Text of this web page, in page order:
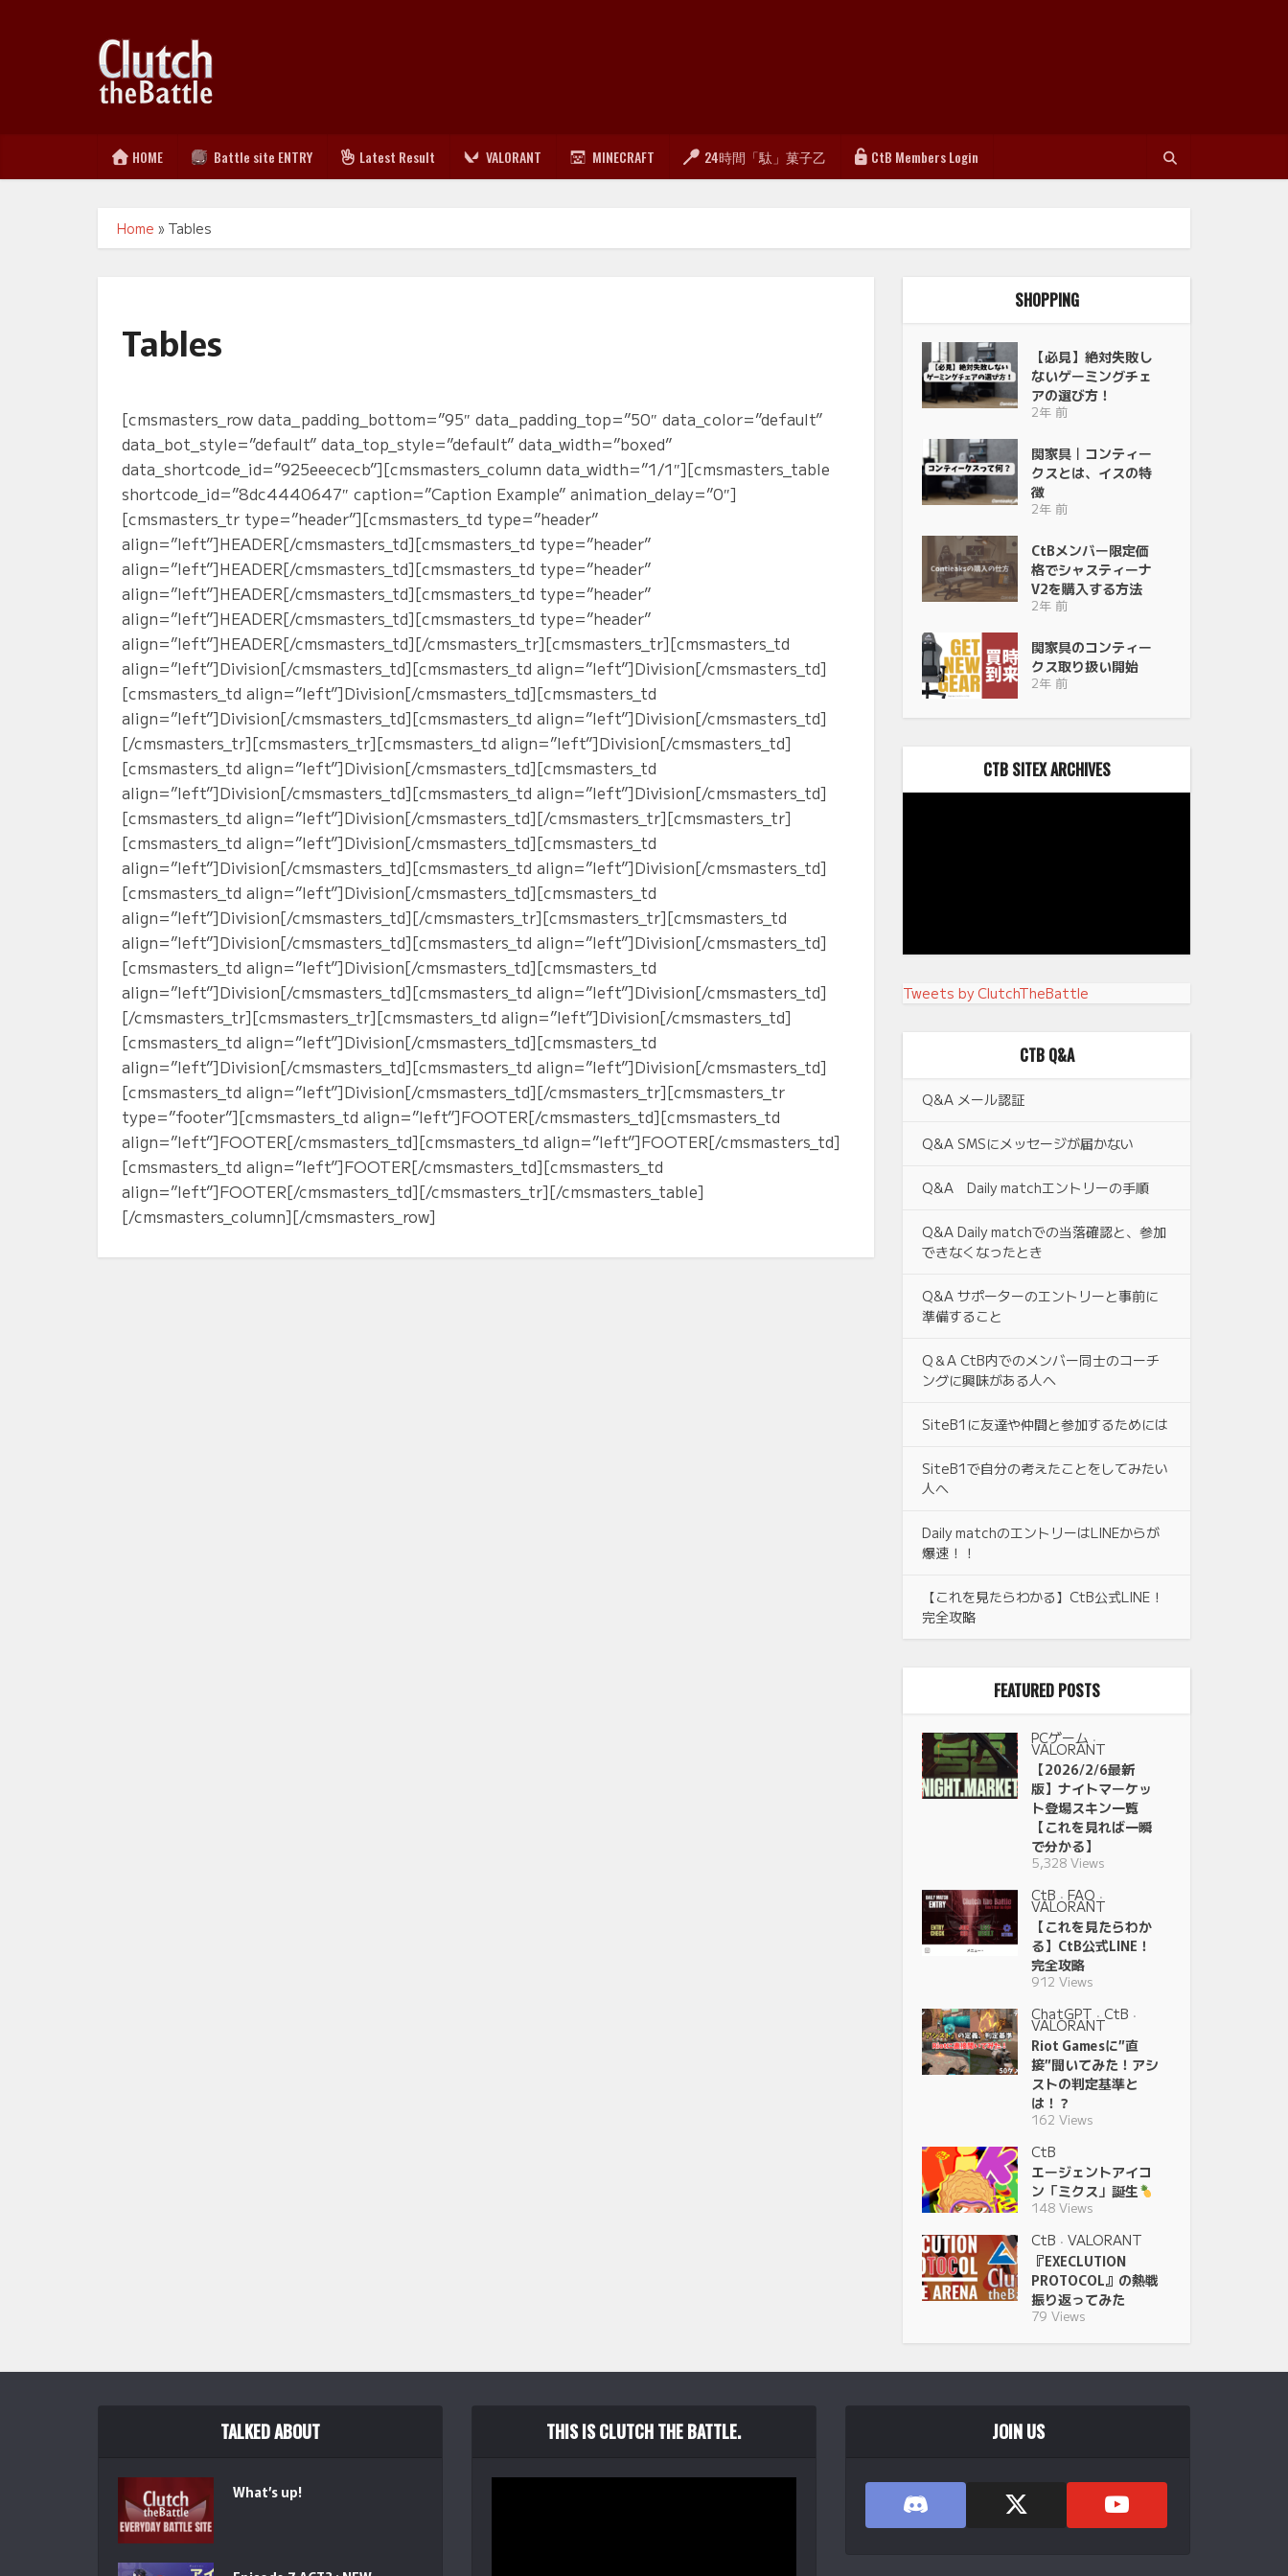
HOME Battle site ENTRY Latest Result VALORANT MINECRAFT 24時間「駄」菓子乙 CtB Members Login
Home » Tables
Tables
[cmsmasters_row data_padding_bottom=”95″ data_padding_top=”50″ data_color=”default”
data_bot_style=”default” data_top_style=”default” data_width=”boxed”
data_shortcode_id=”925eeececb”][cmsmasters_column data_width=”1/1″][cmsmasters_table
shortcode_id=”8dc4440647″ caption=”Caption Example” animation_delay=”0″]
[cmsmasters_tr type=”header”][cmsmasters_td type=”header”
align=”left”]HEADER[/cmsmasters_td][cmsmasters_td type=”header”
align=”left”]HEADER[/cmsmasters_td][cmsmasters_td type=”header”
align=”left”]HEADER[/cmsmasters_td][cmsmasters_td type=”header”
align=”left”]HEADER[/cmsmasters_td][cmsmasters_td type=”header”
align=”left”]HEADER[/cmsmasters_td][/cmsmasters_tr][cmsmasters_tr][cmsmasters_td
align=”left”]Division[/cmsmasters_td][cmsmasters_td align=”left”]Division[/cmsmasters_td]
[cmsmasters_td align=”left”]Division[/cmsmasters_td][cmsmasters_td
align=”left”]Division[/cmsmasters_td][cmsmasters_td align=”left”]Division[/cmsmasters_td]
[/cmsmasters_tr][cmsmasters_tr][cmsmasters_td align=”left”]Division[/cmsmasters_td]
[cmsmasters_td align=”left”]Division[/cmsmasters_td][cmsmasters_td
align=”left”]Division[/cmsmasters_td][cmsmasters_td align=”left”]Division[/cmsmasters_td]
[cmsmasters_td align=”left”]Division[/cmsmasters_td][/cmsmasters_tr][cmsmasters_tr]
[cmsmasters_td align=”left”]Division[/cmsmasters_td][cmsmasters_td
align=”left”]Division[/cmsmasters_td][cmsmasters_td align=”left”]Division[/cmsmasters_td]
[cmsmasters_td align=”left”]Division[/cmsmasters_td][cmsmasters_td
align=”left”]Division[/cmsmasters_td][/cmsmasters_tr][cmsmasters_tr][cmsmasters_td
align=”left”]Division[/cmsmasters_td][cmsmasters_td align=”left”]Division[/cmsmasters_td]
[cmsmasters_td align=”left”]Division[/cmsmasters_td][cmsmasters_td
align=”left”]Division[/cmsmasters_td][cmsmasters_td align=”left”]Division[/cmsmasters_td]
[/cmsmasters_tr][cmsmasters_tr][cmsmasters_td align=”left”]Division[/cmsmasters_td]
[cmsmasters_td align=”left”]Division[/cmsmasters_td][cmsmasters_td
align=”left”]Division[/cmsmasters_td][cmsmasters_td align=”left”]Division[/cmsmasters_td]
[cmsmasters_td align=”left”]Division[/cmsmasters_td][/cmsmasters_tr][cmsmasters_tr
type=”footer”][cmsmasters_td align=”left”]FOOTER[/cmsmasters_td][cmsmasters_td
align=”left”]FOOTER[/cmsmasters_td][cmsmasters_td align=”left”]FOOTER[/cmsmasters_td]
[cmsmasters_td align=”left”]FOOTER[/cmsmasters_td][cmsmasters_td
align=”left”]FOOTER[/cmsmasters_td][/cmsmasters_tr][/cmsmasters_table]
[/cmsmasters_column][/cmsmasters_row]
SHOPPING
【必見】絶対失敗し
ないゲーミングチェ
アの選び方！
2年 前
関家具｜コンティー
クスとは、イスの特
徴
2年 前
CtBメンバー限定価
格でシャスティーナ
V2を購入する方法
2年 前
関家具のコンティー
クス取り扱い開始
2年 前
CTB SITEX ARCHIVES
Tweets by ClutchTheBattle
CTB Q&A
Q&A メール認証
Q&A SMSにメッセージが届かない
Q&A Daily matchエントリーの手順
Q&A Daily matchでの当落確認と、参加
できなくなったとき
Q&A サポーターのエントリーと事前に
準備すること
Q＆A CtB内でのメンバー同士のコーチ
ングに興味がある人へ
SiteB1に友達や仲間と参加するためには
SiteB1で自分の考えたことをしてみたい
人へ
Daily matchのエントリーはLINEからが
爆速！！
【これを見たらわかる】CtB公式LINE！
完全攻略
FEATURED POSTS
PCゲーム •
VALORANT
【2026/2/6最新
版】ナイトマーケッ
ト登場スキン一覧
【これを見れば一瞬
で分かる】
5,328 Views
CtB • FAQ •
VALORANT
【これを見たらわか
る】CtB公式LINE！
完全攻略
912 Views
ChatGPT • CtB •
VALORANT
Riot Gamesに”直
接”聞いてみた！アシ
ストの判定基準と
は！？
162 Views
CtB
エージェントアイコ
ン「ミクス」誕生
148 Views
CtB • VALORANT
『EXECLUTION
PROTOCOL』の熱戦
振り返ってみた
79 Views
TALKED ABOUT
What’s up!
THIS IS CLUTCH THE BATTLE. JOIN US